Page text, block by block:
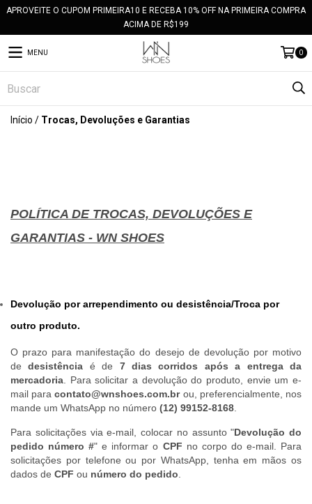
APROVEITE O CUPOM PRIMEIRA10 E RECEBA 10% OFF NA PRIMEIRA COMPRA
ACIMA DE R$199
MENU 0
Início / Trocas, Devoluções e Garantias
POLÍTICA DE TROCAS, DEVOLUÇÕES E
GARANTIAS - WN SHOES
Devolução por arrependimento ou desistência/Troca por
outro produto.
O prazo para manifestação do desejo de devolução por motivo
dedesistência é de 7 dias corridos após a entrega da
mercadoria . Para solicitar a devolução do produto, envie um e-
mail paracontato@wnshoes.com.br ou, preferencialmente, nos
mande um WhatsApp no número (12) 99152-8168
Para solicitações via e-mail, colocar no assunto "Devolução do
pedido número #" e informar o CPF no corpo do e-mail. Para
solicitações por telefone ou por WhatsApp, tenha em mãos os
dados de CPF ou número do pedido